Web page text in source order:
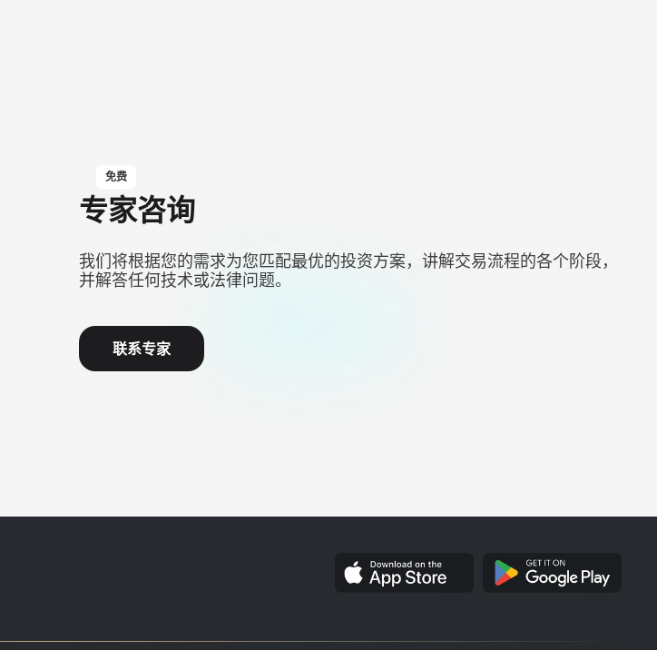
免费
专家咨询
我们将根据您的需求为您匹配最优的投资方案，讲解交易流程的各个阶段，
并解答任何技术或法律问题。
联系专家